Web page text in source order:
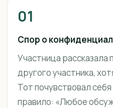
01
Спор о
Участница
другого участника,
Тот почувствовал
правило: «Любое